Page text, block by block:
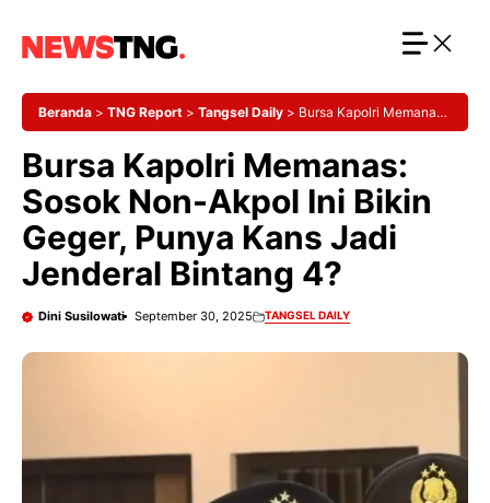
Beranda > TNG Report > Tangsel Daily > Bursa Kapolri Memanas:
Bintang 4?
Bursa Kapolri Memanas:
Sosok Non-Akpol Ini Bikin
Geger, Punya Kans Jadi
Jenderal Bintang 4?
Dini Susilowati September 30, 2025 TANGSEL DAILY